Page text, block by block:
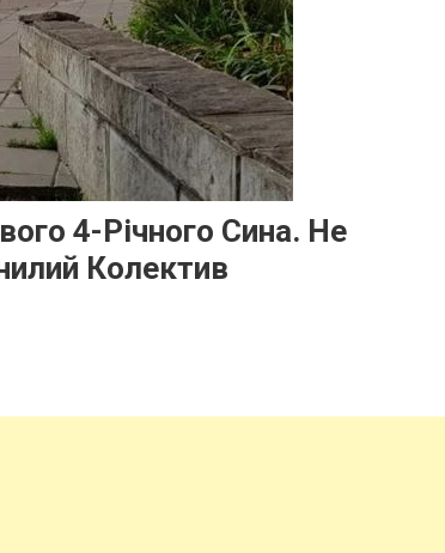
4-Річного Сина. Не
Колектив